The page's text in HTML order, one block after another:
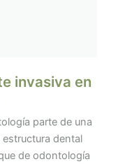
invasiva en
parte de una
estructura dental
de odontología